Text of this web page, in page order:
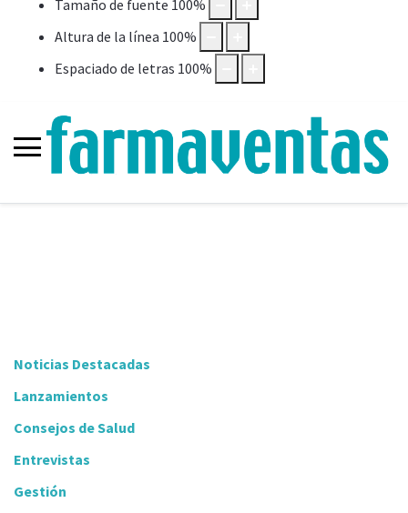
Tamaño de fuente 100%
Altura de la línea 100%
Espaciado de letras 100%
Noticias Destacadas
Lanzamientos
Consejos de Salud
Entrevistas
Gestión